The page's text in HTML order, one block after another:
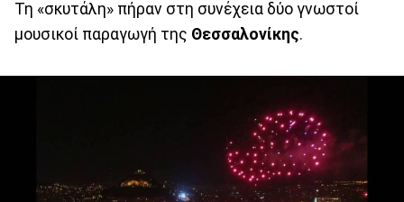
Τη «σκυτάλη» πήραν στη συνέχεια δύο γνωστοί
μουσικοί παραγωγή της Θεσσαλονίκης.